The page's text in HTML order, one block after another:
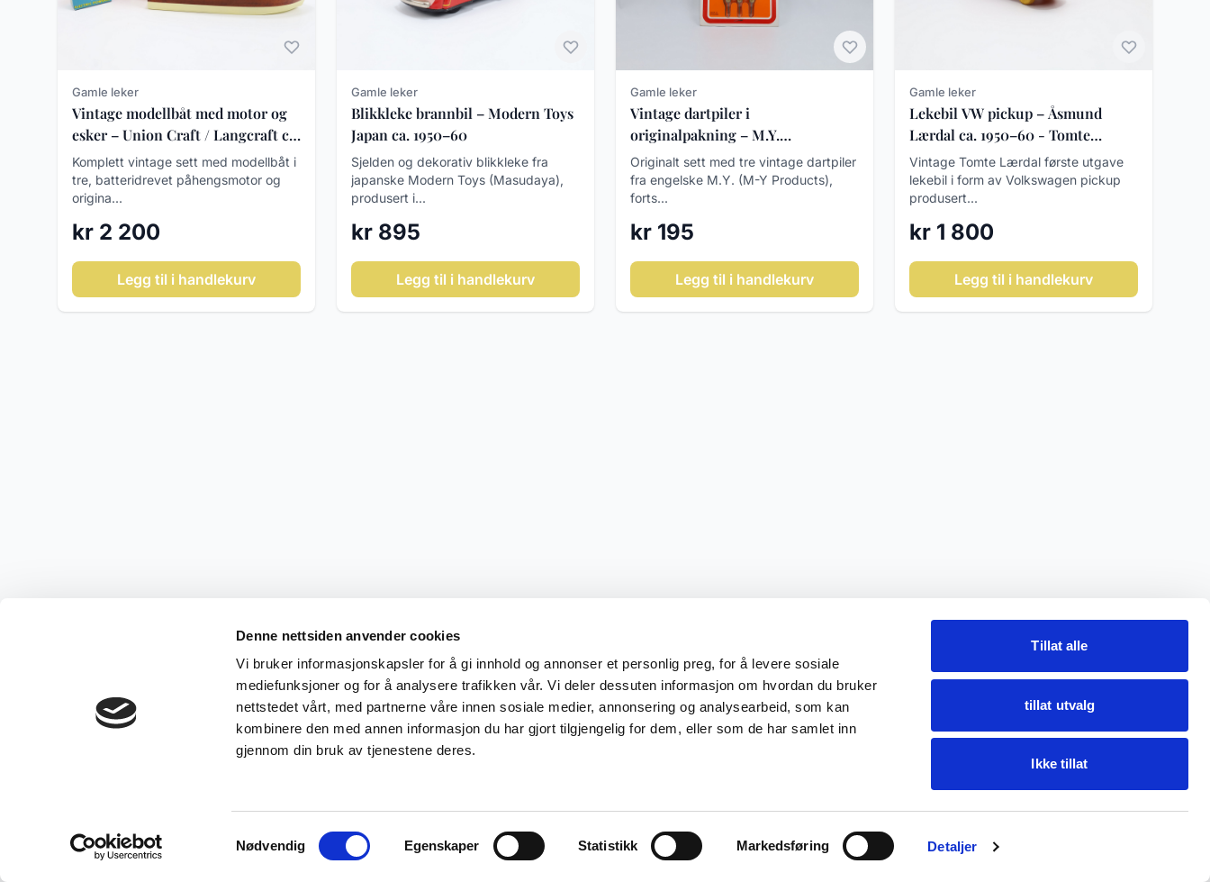
Denne nettsiden anvender cookies
Vi bruker informasjonskapsler for å gi innhold og annonser et personlig preg, for å levere sosiale
mediefunksjoner og for å analysere trafikken vår. Vi deler dessuten informasjon om hvordan du bruker
nettstedet vårt, med partnerne våre innen sosiale medier, annonsering og analysearbeid, som kan
kombinere den med annen informasjon du har gjort tilgjengelig for dem, eller som de har samlet inn
gjennom din bruk av tjenestene deres.
Samtykkevalg
Nødvendig Egenskaper Statistikk Markedsføring Detaljer
Tillat alle
tillat utvalg
Ikke tillat
Gamle leker
Vintage modellbåt med motor og
esker – Union Craft / Langcraft ca.
1950–60
Komplett vintage sett med modellbåt i
tre, batteridrevet påhengsmotor og
origina...
kr 2 200
Legg til i handlekurv
Gamle leker
Blikkleke brannbil – Modern Toys
Japan ca. 1950–60
Sjelden og dekorativ blikkleke fra
japanske Modern Toys (Masudaya),
produsert i...
kr 895
Legg til i handlekurv
Gamle leker
Vintage dartpiler i
originalpakning – M.Y.
Tournament Darts ca. 1970–80
Originalt sett med tre vintage dartpiler
fra engelske M.Y. (M-Y Products),
forts...
kr 195
Legg til i handlekurv
Gamle leker
Lekebil VW pickup – Åsmund
Lærdal ca. 1950–60 - Tomte
Lærdal
Vintage Tomte Lærdal første utgave
lekebil i form av Volkswagen pickup
produsert...
kr 1 800
Legg til i handlekurv